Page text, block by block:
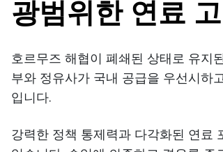
광범위한 연료
호르무즈 해협이 폐쇄된 상태로 유지
부와 정유사가 국내 공급을 우선시하
입니다.
강력한 정책 통제력과 다각화된 연료